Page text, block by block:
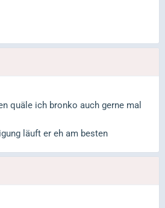
quäle ich bronko auch gerne mal
läuft er eh am besten